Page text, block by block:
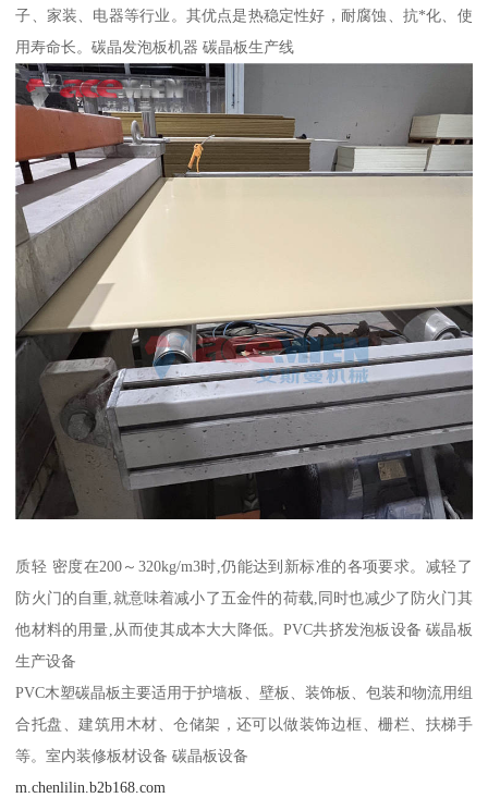
子、家装、电器等行业。其优点是热稳定性好，耐腐蚀、抗*化、使
用寿命长。碳晶发泡板机器 碳晶板生产线
质轻 密度在200～320kg/m3时,仍能达到新标准的各项要求。减轻了
防火门的自重,就意味着减小了五金件的荷载,同时也减少了防火门其
他材料的用量,从而使其成本大大降低。PVC共挤发泡板设备 碳晶板
生产设备
PVC木塑碳晶板主要适用于护墙板、壁板、装饰板、包装和物流用组
合托盘、建筑用木材、仓储架，还可以做装饰边框、栅栏、扶梯手
等。室内装修板材设备 碳晶板设备
m.chenlilin.b2b168.com